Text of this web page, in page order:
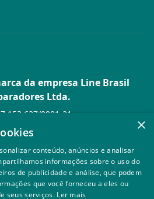
da empresa Line Brasil
Ltda.
0001-21
Pavilhão 15 - Bela Vista - São Paulo -
SP
os direitos reservados
×
conteúdo, anúncios e analisar
informações sobre o uso do
de publicidade e análise, que podem
que você forneceu a eles ou
seus serviços. Ler mais